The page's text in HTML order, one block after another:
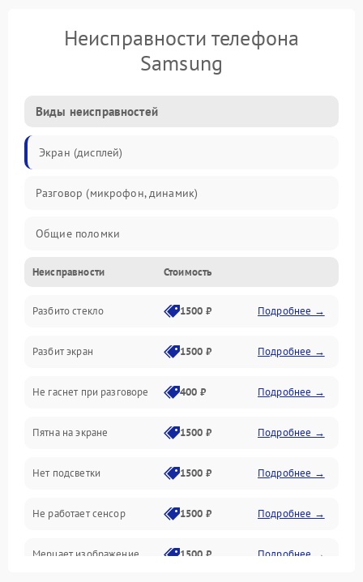
Неисправности телефона
Samsung
Виды неисправностей
Экран (дисплей)
Разговор (микрофон, динамик)
Общие поломки
Проблемы связи
Камеры
Проблемы с дисплеем и сенсором
Зарядка
Проблемы с питанием, зарядкой и аккумулятором
Проблемы с работой системы, корпусом и другие
Неисправности Стоимость
Разбито стекло 1500 ₽ Подробнее →
Разбит экран 1500 ₽ Подробнее →
Не гаснет при разговоре 400 ₽ Подробнее →
Пятна на экране 1500 ₽ Подробнее →
Нет подсветки 1500 ₽ Подробнее →
Не работает сенсор 1500 ₽ Подробнее →
Мерцает изображение 1500 ₽ Подробнее →